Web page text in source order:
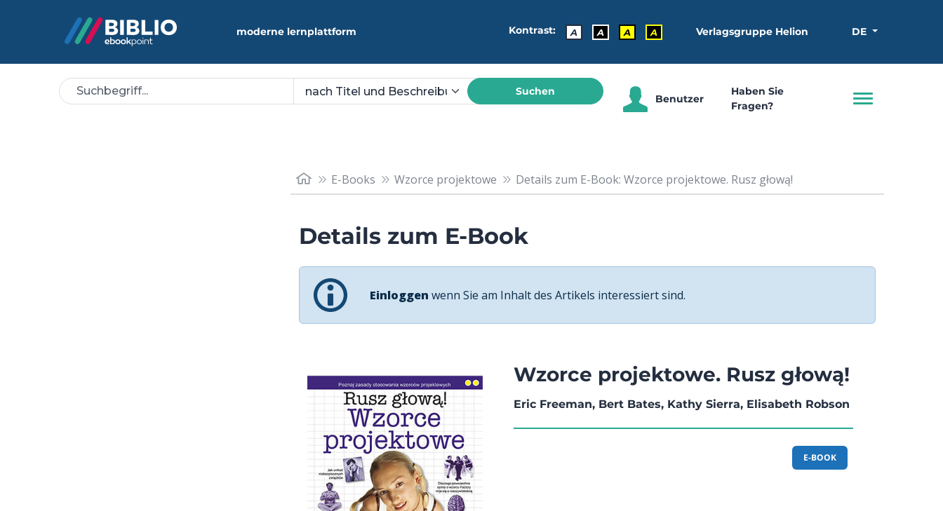
moderne lernplattform Kontrast: A A A A Verlagsgruppe Helion DE
Suchen
Benutzer
Haben Sie
Fragen?
E-Books Wzorce projektowe Details zum E-Book: Wzorce projektowe. Rusz głową!
Details zum E-Book
Einloggen wenn Sie am Inhalt des Artikels interessiert sind.
Wzorce projektowe. Rusz głową!
Eric Freeman, Bert Bates, Kathy Sierra, Elisabeth Robson
E-BOOK